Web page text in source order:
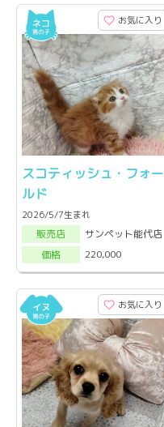
お気に入り
スコティッシュ・フォー
ルド
2026/5/7生まれ
販売店
サンペット能代店
価格
220,000
お気に入り